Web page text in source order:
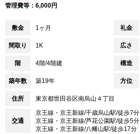
管理費等：6,000円
敷金 1ヶ月 礼金
間取り 1K 広さ
階 4階/4階建 構造
築年数 築19年 方位
住所 東京都世田谷区南烏山４丁目
交通
京王線・京王新線/千歳烏山駅/徒歩7分
京王線・京王新線/芦花公園駅/徒歩5分
京王線・京王新線/八幡山駅/徒歩17分